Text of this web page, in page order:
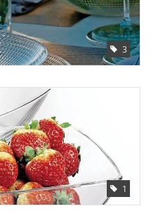
3
1